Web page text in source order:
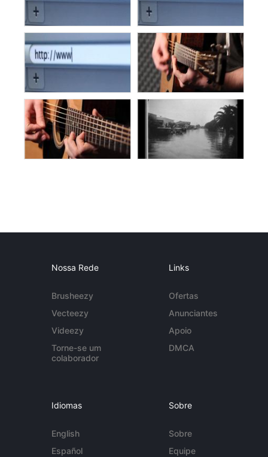
Nossa Rede
Brusheezy
Vecteezy
Videezy
Torne-se um
colaborador
Links
Ofertas
Anunciantes
Apoio
DMCA
Idiomas
English
Español
Sobre
Sobre
Equipe